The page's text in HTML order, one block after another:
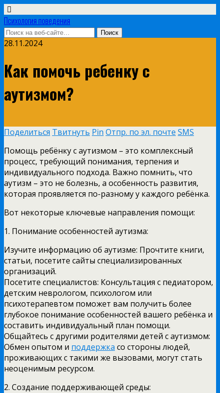
Психология поведения
28.11.2024
Как помочь ребенку с
аутизмом?
Поделиться Твитнуть Pin Отпр. по эл. почте SMS
Помощь ребёнку с аутизмом – это комплексный
процесс, требующий понимания, терпения и
индивидуального подхода. Важно помнить, что
аутизм – это не болезнь, а особенность развития,
которая проявляется по-разному у каждого ребёнка.
Вот некоторые ключевые направления помощи:
1. Понимание особенностей аутизма:
Изучите информацию об аутизме: Прочтите книги,
статьи, посетите сайты специализированных
организаций.
Посетите специалистов: Консультация с педиатором,
детским неврологом, психологом или
психотерапевтом поможет вам получить более
глубокое понимание особенностей вашего ребёнка и
составить индивидуальный план помощи.
Общайтесь с другими родителями детей с аутизмом:
Обмен опытом и поддержка со стороны людей,
проживающих с такими же вызовами, могут стать
неоценимым ресурсом.
2. Создание поддерживающей среды: